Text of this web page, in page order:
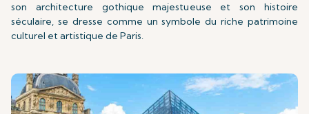
son architecture gothique majestueuse et son histoire
séculaire, se dresse comme un symbole du riche patrimoine
culturel et artistique de Paris.